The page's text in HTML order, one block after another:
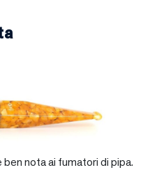
nota ai fumatori di pipa.